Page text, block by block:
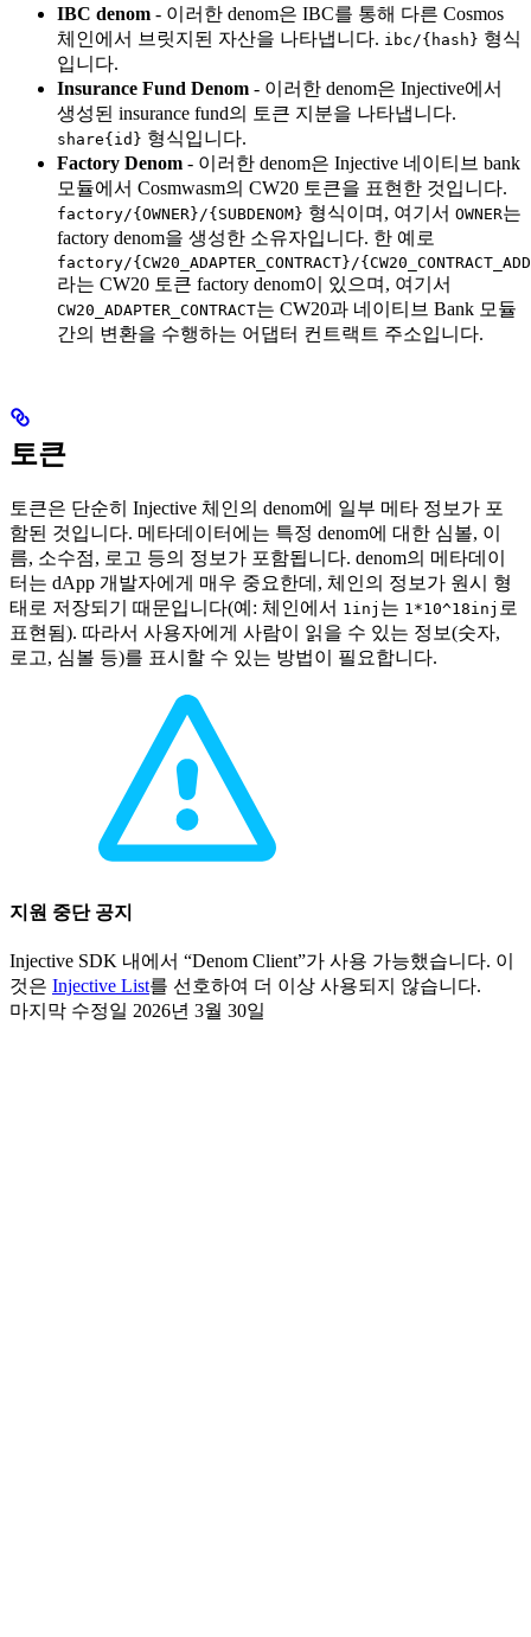
IBC denom - 이러한 denom은 IBC를 통해 다른 Cosmos
체인에서 브릿지된 자산을 나타냅니다. ibc/{hash} 형식
입니다.
Insurance Fund Denom - 이러한 denom은 Injective에서
생성된 insurance fund의 토큰 지분을 나타냅니다.
share{id} 형식입니다.
Factory Denom - 이러한 denom은 Injective 네이티브 bank
모듈에서 Cosmwasm의 CW20 토큰을 표현한 것입니다.
factory/{OWNER}/{SUBDENOM} 형식이며, 여기서 OWNER는
factory denom을 생성한 소유자입니다. 한 예로
factory/{CW20_ADAPTER_CONTRACT}/
라는 CW20 토큰 factory denom이 있으며, 여기서
CW20_ADAPTER_CONTRACT는 CW20과 네이티브 Bank 모듈
간의 변환을 수행하는 어댑터 컨트랙트 주소입니다.
토큰
토큰은 단순히 Injective 체인의 denom에 일부 메타 정보가 포
함된 것입니다. 메타데이터에는 특정 denom에 대한 심볼, 이
름, 소수점, 로고 등의 정보가 포함됩니다. denom의 메타데이
터는 dApp 개발자에게 매우 중요한데, 체인의 정보가 원시 형
태로 저장되기 때문입니다(예: 체인에서 1inj 는 1*10^18inj 로
표현됨). 따라서 사용자에게 사람이 읽을 수 있는 정보(숫자,
로고, 심볼 등)를 표시할 수 있는 방법이 필요합니다.
지원 중단 공지
Injective SDK 내에서 “Denom Client”가 사용 가능했습니다. 이
것은 Injective List를 선호하여 더 이상 사용되지 않습니다.
마지막 수정일 2026년 3월 30일